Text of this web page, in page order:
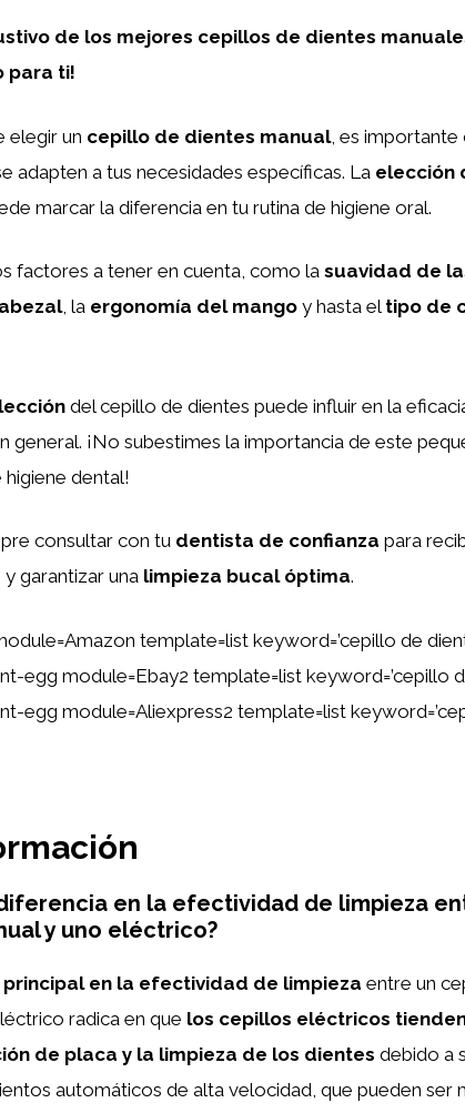
de los mejores cepillos de dientes
para ti!
elegir un cepillo de dientes manual, es importante
adapten a tus necesidades específicas. La elección
marcar la diferencia en tu rutina de higiene oral.
factores a tener en cuenta, como la suavidad de
, la ergonomía del mango y hasta el tipo de
del cepillo de dientes puede influir en la
general. ¡No subestimes la importancia de este
dental!
consultar con tu dentista de confianza para
garantizar una limpieza bucal óptima.
template=list keyword=’cepillo de
egg module=Ebay2 template=list keyword=’cepillo
egg module=Aliexpress2 template=list
en la efectividad de limpieza
y uno eléctrico?
en la efectividad de limpieza entre un
radica en que los cepillos eléctricos
de placa y la limpieza de los dientes debido a
automáticos de alta velocidad, que pueden ser